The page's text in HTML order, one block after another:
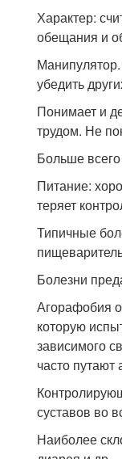
Характер:
обещания и
убедить
Понимает и
трудом. Не
Больше
Питание:
теряет
Типичные
Болезни
Агорафобия
которую
зависимого
часто
суставов во
Наиболее